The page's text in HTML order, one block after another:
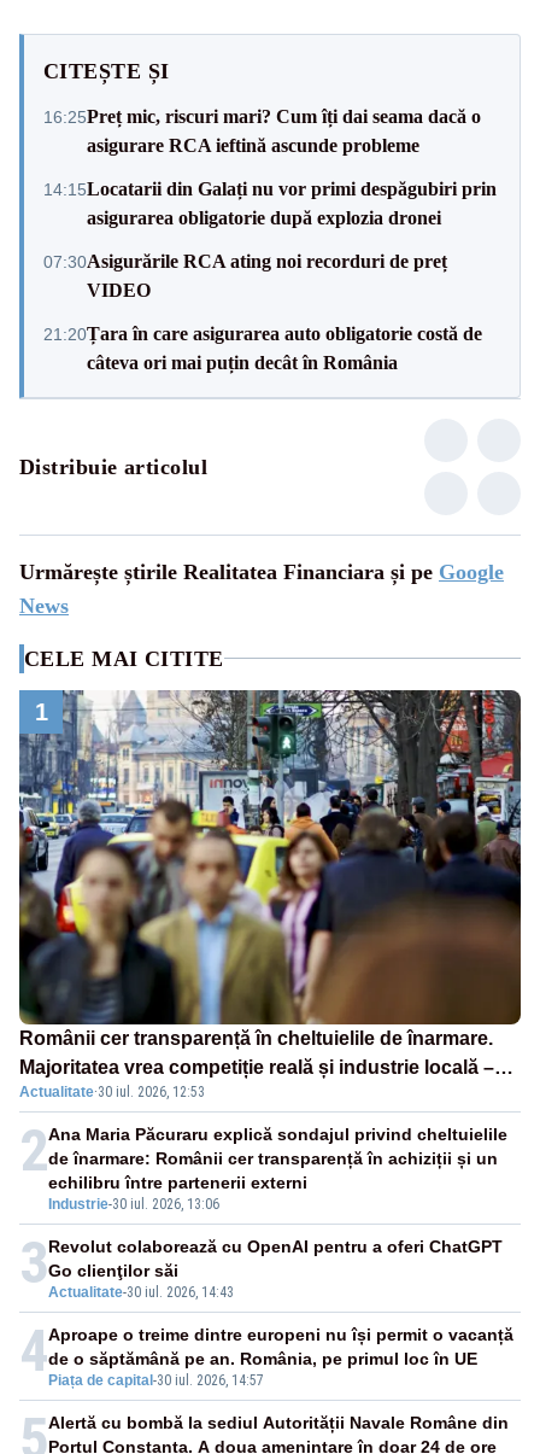
CITEȘTE ȘI
16:25Preț mic, riscuri mari? Cum îți dai seama dacă o
asigurare RCA ieftină ascunde probleme
14:15Locatarii din Galați nu vor primi despăgubiri prin
asigurarea obligatorie după explozia dronei
07:30Asigurările RCA ating noi recorduri de preț
VIDEO
21:20Țara în care asigurarea auto obligatorie costă de
câteva ori mai puțin decât în România
Distribuie articolul
Urmărește știrile Realitatea Financiara și pe Google
News
CELE MAI CITITE
1
Românii cer transparență în cheltuielile de înarmare.
Majoritatea vrea competiție reală și industrie locală –
SONDAJ
Actualitate·30 iul. 2026, 12:53
2
Industrie-30 iul. 2026, 13:06
Ana Maria Păcuraru explică sondajul privind cheltuielile
de înarmare: Românii cer transparență în achiziții și un
echilibru între partenerii externi
3Actualitate-30 iul. 2026, 14:43
Revolut colaborează cu OpenAI pentru a oferi ChatGPT
Go clienţilor săi
4 Piața de capital -30 iul. 2026, 14:57
Aproape o treime dintre europeni nu își permit o vacanță
de o săptămână pe an. România, pe primul loc în UE
5Alertă cu bombă la sediul Autorității Navale Române din
Portul Constanța. A doua amenințare în doar 24 de ore